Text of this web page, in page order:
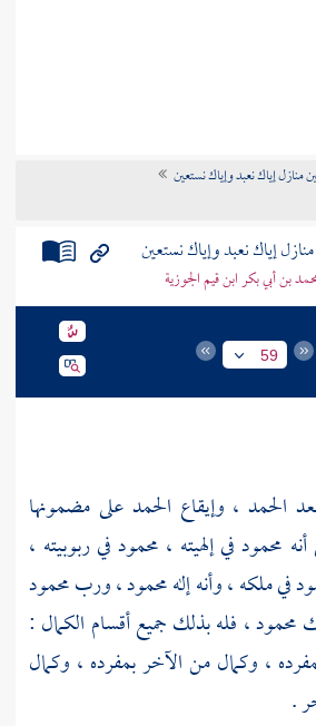
منازل إياك نعبد وإياك نستعين
إياك نعبد وإياك نستعين
بن أبي بكر ابن قيم الجوزية
59
الحمد ، وإيقاع الحمد على مضمونها
محمود في إلهيته ، محمود في ربوبيته ،
في ملكه ، وأنه إله محمود ، ورب محمود
، فله بذلك جميع أقسام الكمال :
، وكمال من الآخر بمفرده ، وكمال
.